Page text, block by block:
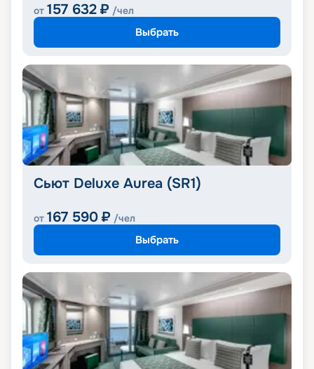
от 157 632 ₽ /чел
Выбрать
Сьют Deluxe Aurea (SR1)
от 167 590 ₽ /чел
Выбрать